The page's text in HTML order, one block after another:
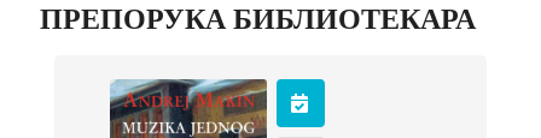
ПРЕПОРУКА БИБЛИОТЕКАРА
Muzika jednog
života